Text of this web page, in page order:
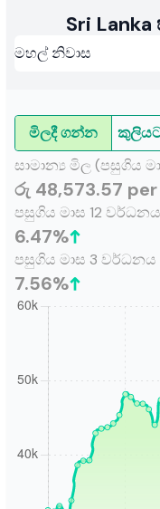
Sri
මිලදී ගන්න
සාමාන්‍ය මිල (පසුගිය
රු 48,573.57
පසුගිය මාස 12 වර්ධනය
6.47%
පසුගිය මාස 3 වර්ධනය
7.56%